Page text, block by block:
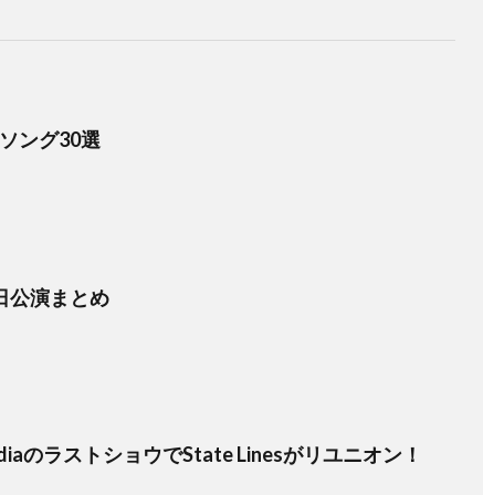
ング30選
公演まとめ
のラストショウでState Linesがリユニオン！